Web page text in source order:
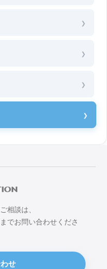
相談は、
でお問い合わせくださ
せ